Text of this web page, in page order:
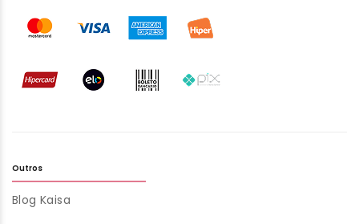
Outros
Blog Kaisa